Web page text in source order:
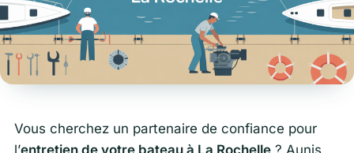
Vous cherchez un partenaire de confiance pour